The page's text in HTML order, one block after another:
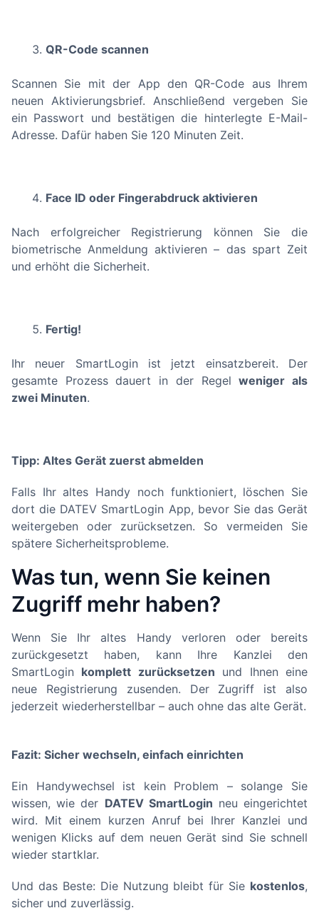
QR-Code scannen
Scannen Sie mit der App den QR-Code aus Ihrem
neuen Aktivierungsbrief. Anschließend vergeben Sie
ein Passwort und bestätigen die hinterlegte E-Mail-
Adresse. Dafür haben Sie 120 Minuten Zeit.
Face ID oder Fingerabdruck aktivieren
Nach erfolgreicher Registrierung können Sie die
biometrische Anmeldung aktivieren – das spart Zeit
und erhöht die Sicherheit.
Fertig!
Ihr neuer SmartLogin ist jetzt einsatzbereit. Der
gesamte Prozess dauert in der Regelweniger als
zwei Minuten.
Tipp: Altes Gerät zuerst abmelden
Falls Ihr altes Handy noch funktioniert, löschen Sie
dort die DATEV SmartLogin App, bevor Sie das Gerät
weitergeben oder zurücksetzen. So vermeiden Sie
spätere Sicherheitsprobleme.
Was tun, wenn Sie keinen
Zugriff mehr haben?
Wenn Sie Ihr altes Handy verloren oder bereits
zurückgesetzt haben, kann Ihre Kanzlei den
SmartLogin komplett zurücksetzen und Ihnen eine
neue Registrierung zusenden. Der Zugriff ist also
jederzeit wiederherstellbar – auch ohne das alte Gerät.
Fazit: Sicher wechseln, einfach einrichten
Ein Handywechsel ist kein Problem – solange Sie
wissen, wie der DATEV SmartLogin neu eingerichtet
wird. Mit einem kurzen Anruf bei Ihrer Kanzlei und
wenigen Klicks auf dem neuen Gerät sind Sie schnell
wieder startklar.
Und das Beste: Die Nutzung bleibt für Sie kostenlos,
sicher und zuverlässig.